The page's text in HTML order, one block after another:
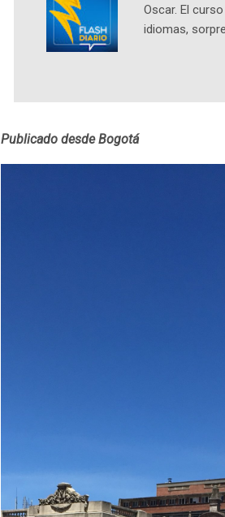
Oscar. El
idiomas,
estará
personajes
Publicado desde Bogotá